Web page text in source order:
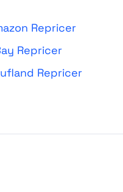
Repricer
Repricer
Repricer